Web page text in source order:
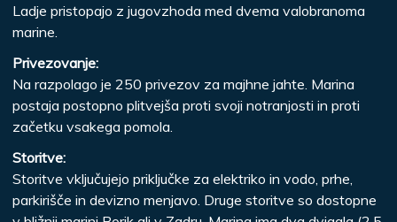
Ladje pristopajo z jugovzhoda med dvema valobranoma
marine.
Privezovanje:
Na razpolago je 250 privezov za majhne jahte. Marina
postaja postopno plitvejša proti svoji notranjosti in proti
začetku vsakega pomola.
Storitve:
Storitve vključujejo priključke za elektriko in vodo, prhe,
parkirišče in devizno menjavo. Druge storitve so dostopne